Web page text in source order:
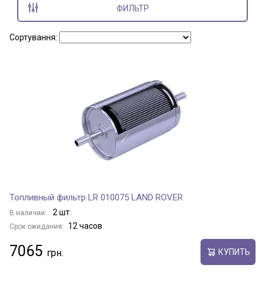
Hummer
Показать все марки
ФИЛЬТР
Сортування:
Топливный фильтр LR 010075 LAND ROVER
В наличии: 2 шт.
Срок ожидания: 12 часов
7065 КУПИТЬ